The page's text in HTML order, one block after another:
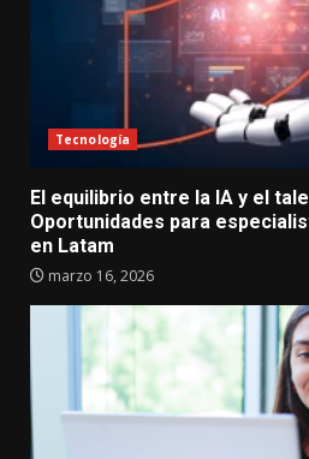
Tecnología
El equilibrio entre la IA y el
Oportunidades para
en Latam
marzo 16, 2026